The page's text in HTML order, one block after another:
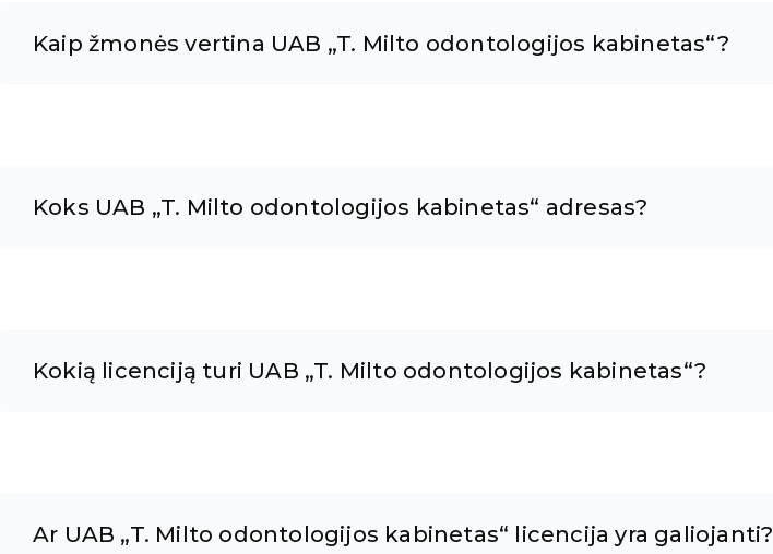
Kaip žmonės vertina UAB „T. Milto odontologijos kabinetas“?
Koks UAB „T. Milto odontologijos kabinetas“ adresas?
Kokią licenciją turi UAB „T. Milto odontologijos kabinetas“?
Ar UAB „T. Milto odontologijos kabinetas“ licencija yra galiojanti?